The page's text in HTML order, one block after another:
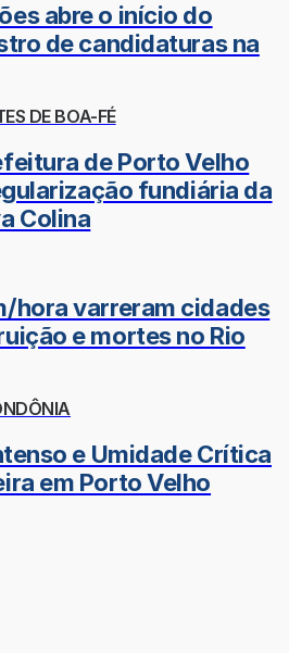
abre o início do
de candidaturas na
DE BOA-FÉ
de Porto Velho
fundiária da
Colina
hora varreram cidades
e mortes no Rio
e Umidade Crítica
em Porto Velho